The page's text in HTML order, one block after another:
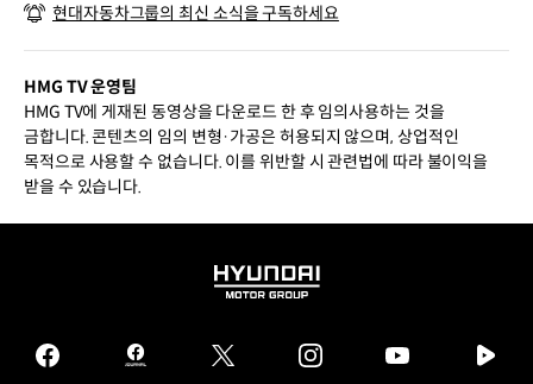
현대자동차그룹의 최신 소식을 구독하세요
HMG TV 운영팀
HMG TV에 게재된 동영상을 다운로드 한 후 임의사용하는 것을
금합니다. 콘텐츠의 임의 변형·가공은 허용되지 않으며, 상업적인
목적으로 사용할 수 없습니다. 이를 위반할 시 관련법에 따라 불이익을
받을 수 있습니다.
HYUNDAI
GROUP
facebook
hmg
twitter instagram